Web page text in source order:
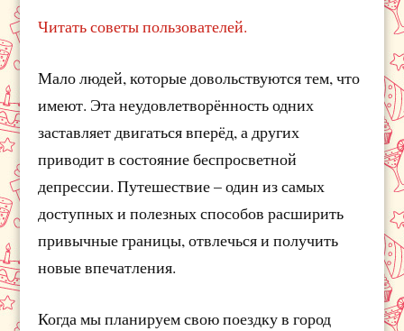
Читать советы пользователей.
Мало людей, которые довольствуются тем, что
имеют. Эта неудовлетворённость одних
заставляет двигаться вперёд, а других
приводит в состояние беспросветной
депрессии. Путешествие – один из самых
доступных и полезных способов расширить
привычные границы, отвлечься и получить
новые впечатления.
Когда мы планируем свою поездку в город